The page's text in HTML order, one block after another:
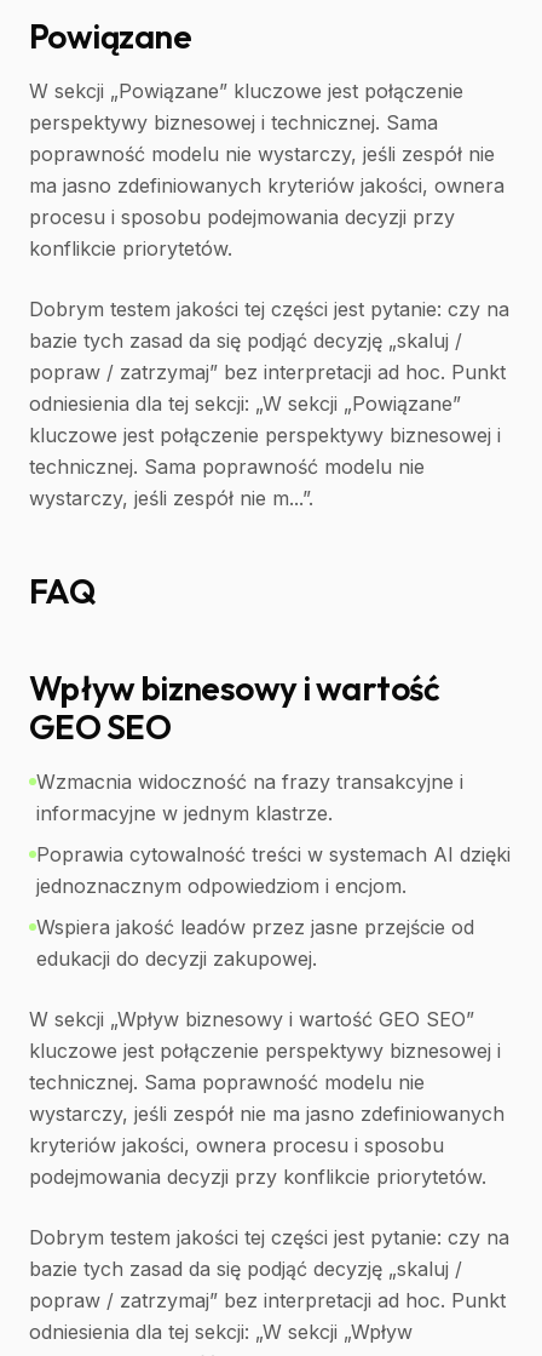
Powiązane
W sekcji „Powiązane” kluczowe jest połączenie
perspektywy biznesowej i technicznej. Sama
poprawność modelu nie wystarczy, jeśli zespół nie
ma jasno zdefiniowanych kryteriów jakości, ownera
procesu i sposobu podejmowania decyzji przy
konflikcie priorytetów.
Dobrym testem jakości tej części jest pytanie: czy na
bazie tych zasad da się podjąć decyzję „skaluj /
popraw / zatrzymaj” bez interpretacji ad hoc. Punkt
odniesienia dla tej sekcji: „W sekcji „Powiązane”
kluczowe jest połączenie perspektywy biznesowej i
technicznej. Sama poprawność modelu nie
wystarczy, jeśli zespół nie m...”.
FAQ
Wpływ biznesowy i wartość
GEO SEO
Wzmacnia widoczność na frazy transakcyjne i
informacyjne w jednym klastrze.
Poprawia cytowalność treści w systemach AI dzięki
jednoznacznym odpowiedziom i encjom.
Wspiera jakość leadów przez jasne przejście od
edukacji do decyzji zakupowej.
W sekcji „Wpływ biznesowy i wartość GEO SEO”
kluczowe jest połączenie perspektywy biznesowej i
technicznej. Sama poprawność modelu nie
wystarczy, jeśli zespół nie ma jasno zdefiniowanych
kryteriów jakości, ownera procesu i sposobu
podejmowania decyzji przy konflikcie priorytetów.
Dobrym testem jakości tej części jest pytanie: czy na
bazie tych zasad da się podjąć decyzję „skaluj /
popraw / zatrzymaj” bez interpretacji ad hoc. Punkt
odniesienia dla tej sekcji: „W sekcji „Wpływ